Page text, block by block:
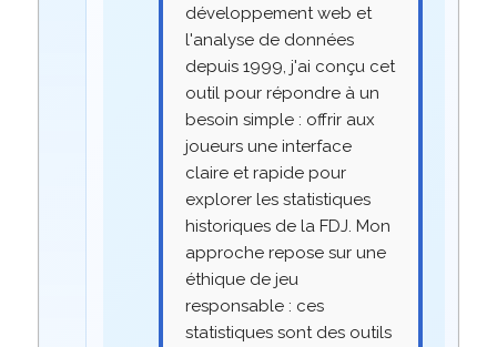
développement web et
l'analyse de données
depuis 1999, j'ai conçu cet
outil pour répondre à un
besoin simple : offrir aux
joueurs une interface
claire et rapide pour
explorer les statistiques
historiques de la FDJ. Mon
approche repose sur une
éthique de jeu
responsable : ces
statistiques sont des outils